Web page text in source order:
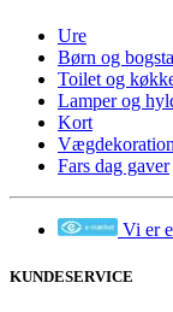
Ure
Børn og
Toilet og
Lamper og
Kort
Fars dag gaver
Vi er
KUNDESERVICE